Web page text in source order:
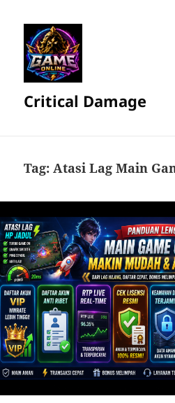
Critical Damage
Tag:Atasi Lag Main